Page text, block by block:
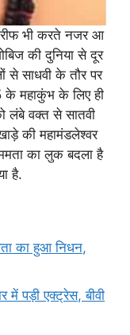
भी करते नजर आ
की दुनिया से दूर
से साधवी के तौर पर
के महाकुंभ के लिए ही
लंबे वक्त से सातवी
की महामंडलेश्वर
का लुक बदला है
है.
का हुआ निधन,
में पड़ी एक्ट्रेस, बीवी